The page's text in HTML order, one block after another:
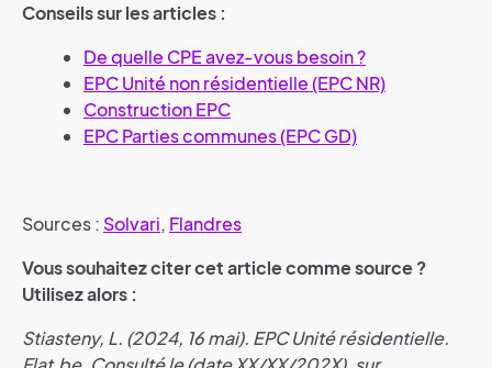
Conseils sur les articles :
De quelle CPE avez-vous besoin ?
EPC Unité non résidentielle (EPC NR)
Construction EPC
EPC Parties communes (EPC GD)
Sources : Solvari, Flandres
Vous souhaitez citer cet article comme source ?
Utilisez alors :
Stiasteny, L. (2024, 16 mai). EPC Unité résidentielle.